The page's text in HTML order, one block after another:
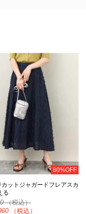
80%OFF
カットジャガードフレアスカ
る
（税込）
（税込）